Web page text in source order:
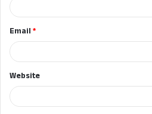
Email*
Website